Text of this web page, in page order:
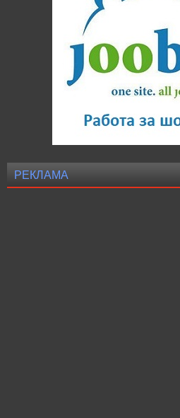
РЕКЛАМА